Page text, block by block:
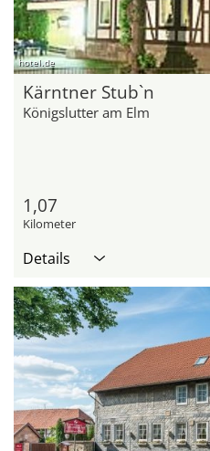
hotel.de
Kärntner Stub`n
Königslutter am Elm
1,07
Kilometer
Details